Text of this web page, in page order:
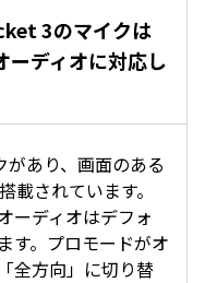
3のマイクは
ーディオに対応し
あり、画面のある
載されています。
ーディオはデフォ
す。プロモードがオ
全方向」に切り替